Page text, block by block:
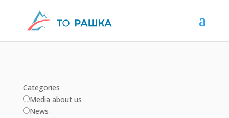
Categories
Media about us
News